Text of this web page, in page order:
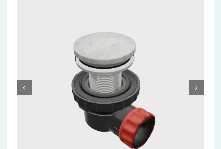
Installatiemateriaal
Klimaatbeheersing